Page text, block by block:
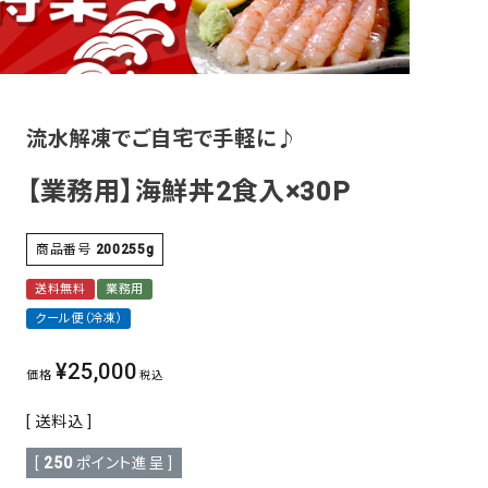
その他
流水解凍でご自宅で手軽に♪
【業務用】海鮮丼2食入×30P
商品番号 200255g
送料無料 業務用
クール便（冷凍）
価格 ¥25,000 税込
送料込
[ 250 ポイント進呈 ]